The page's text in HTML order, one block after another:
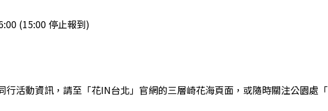
(15:00 停止報到)
行活動資訊，請至「花IN台北」官網的三層崎花海頁面，或隨時關注公園處「